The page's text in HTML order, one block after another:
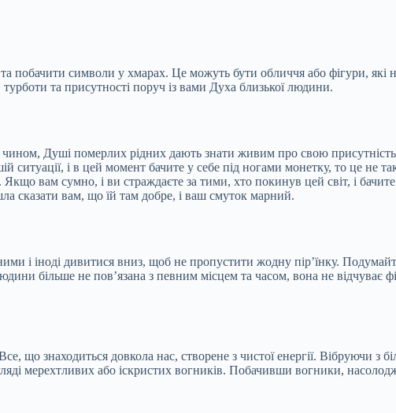
символи у хмарах. Це можуть бути обличчя або фігури, які
та присутності поруч із вами Духа близької людини.
чином, Душі померлих рідних дають знати живим про свою
ситуації, і в цей момент бачите у себе під ногами монетку, то це
вам сумно, і ви страждаєте за тими, хто покинув цей світ, і
сказати вам, що їй там добре, і ваш смуток марний.
і іноді дивитися вниз, щоб не пропустити жодну пір’їнку.
більше не пов’язана з певним місцем та часом, вона не відчуває
що знаходиться довкола нас, створене з чистої енергії. Вібруючи
мерехтливих або іскристих вогників. Побачивши вогники,